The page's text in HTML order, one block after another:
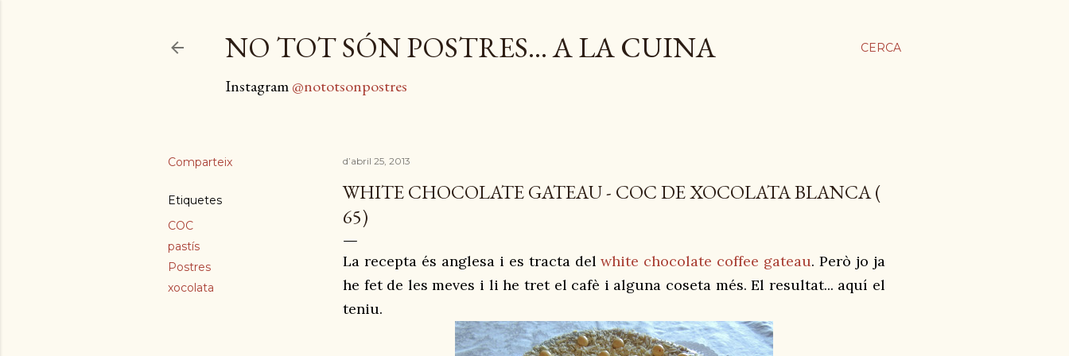
CERCA
NO TOT SÓN POSTRES... A LA CUINA
Instagram@nototsonpostres
Comparteix
Etiquetes
COC
pastís
Postres
xocolata
d’abril 25, 2013
WHITE CHOCOLATE GATEAU - COC DE XOCOLATA BLANCA (
65)
La recepta és anglesai es tracta delwhite chocolate coffee gateau. Però jo ja
he fet de les meves i li he tret el cafè i alguna coseta més. El resultat... aquí el
teniu.